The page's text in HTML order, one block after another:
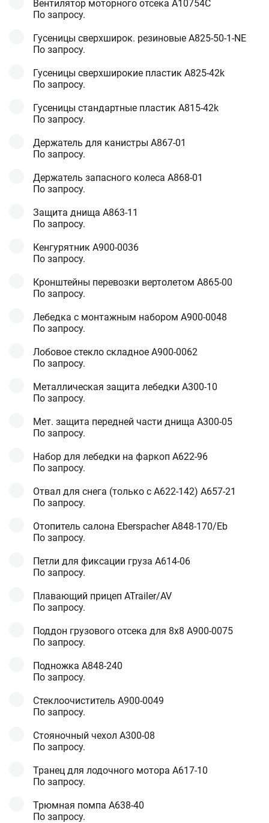
Вентилятор моторного отсека A10754C
По запросу.
Гусеницы сверхширок. резиновые A825-50-1-NE
По запросу.
Гусеницы сверхширокие пластик A825-42k
По запросу.
Гусеницы стандартные пластик A815-42k
По запросу.
Держатель для канистры А867-01
По запросу.
Держатель запасного колеса A868-01
По запросу.
Защита днища A863-11
По запросу.
Кенгурятник A900-0036
По запросу.
Кронштейны перевозки вертолетом A865-00
По запросу.
Лебедка с монтажным набором А900-0048
По запросу.
Лобовое стекло складное A900-0062
По запросу.
Металлическая защита лебедки А300-10
По запросу.
Мет. защита передней части днища A300-05
По запросу.
Набор для лебедки на фаркоп A622-96
По запросу.
Отвал для снега (только с А622-142) A657-21
По запросу.
Отопитель салона Eberspacher A848-170/Eb
По запросу.
Петли для фиксации груза A614-06
По запросу.
Плавающий прицеп ATrailer/AV
По запросу.
Поддон грузового отсека для 8x8 А900-0075
По запросу.
Подножка A848-240
По запросу.
Стеклоочиститель A900-0049
По запросу.
Стояночный чехол А300-08
По запросу.
Транец для лодочного мотора A617-10
По запросу.
Трюмная помпа A638-40
По запросу.